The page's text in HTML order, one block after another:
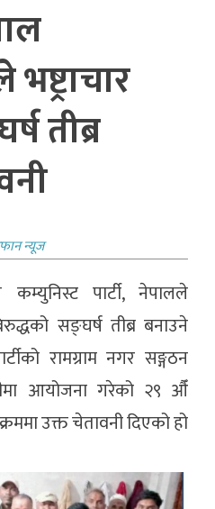
तीब्र
न्यूज
कम्युनिस्ट पार्टी, नेपालले
सङ्घर्ष तीब्र बनाउने
रामग्राम नगर सङ्गठन
आयोजना गरेको २९ औँ
उक्त चेतावनी दिएको हो